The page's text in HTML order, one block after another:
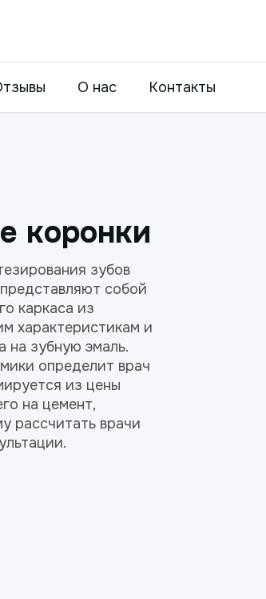
О нас Контакты
коронки
зубов
собой
каркаса из
характеристикам и
на зубную эмаль.
определит врач
из цены
на цемент,
рассчитать врачи